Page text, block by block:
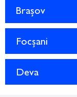
Brașov
Focșani
Deva